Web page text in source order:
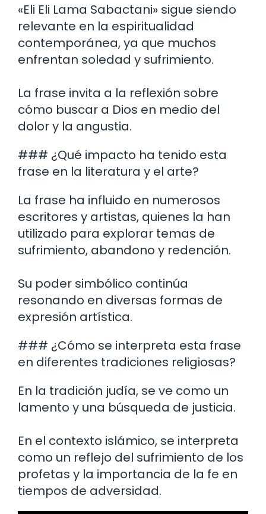
«Eli Eli Lama Sabactani» sigue siendo
relevante en la espiritualidad
contemporánea, ya que muchos
enfrentan soledad y sufrimiento.
La frase invita a la reflexión sobre
cómo buscar a Dios en medio del
dolor y la angustia.
### ¿Qué impacto ha tenido esta
frase en la literatura y el arte?
La frase ha influido en numerosos
escritores y artistas, quienes la han
utilizado para explorar temas de
sufrimiento, abandono y redención.
Su poder simbólico continúa
resonando en diversas formas de
expresión artística.
### ¿Cómo se interpreta esta frase
en diferentes tradiciones religiosas?
En la tradición judía, se ve como un
lamento y una búsqueda de justicia.
En el contexto islámico, se interpreta
como un reflejo del sufrimiento de los
profetas y la importancia de la fe en
tiempos de adversidad.